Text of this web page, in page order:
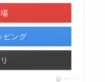
ピング
ポチップ